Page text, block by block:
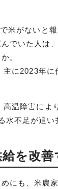
米がないと報
でいた人は
。
に2023年
温障害によ
水不足が追い
を改
にも、米農